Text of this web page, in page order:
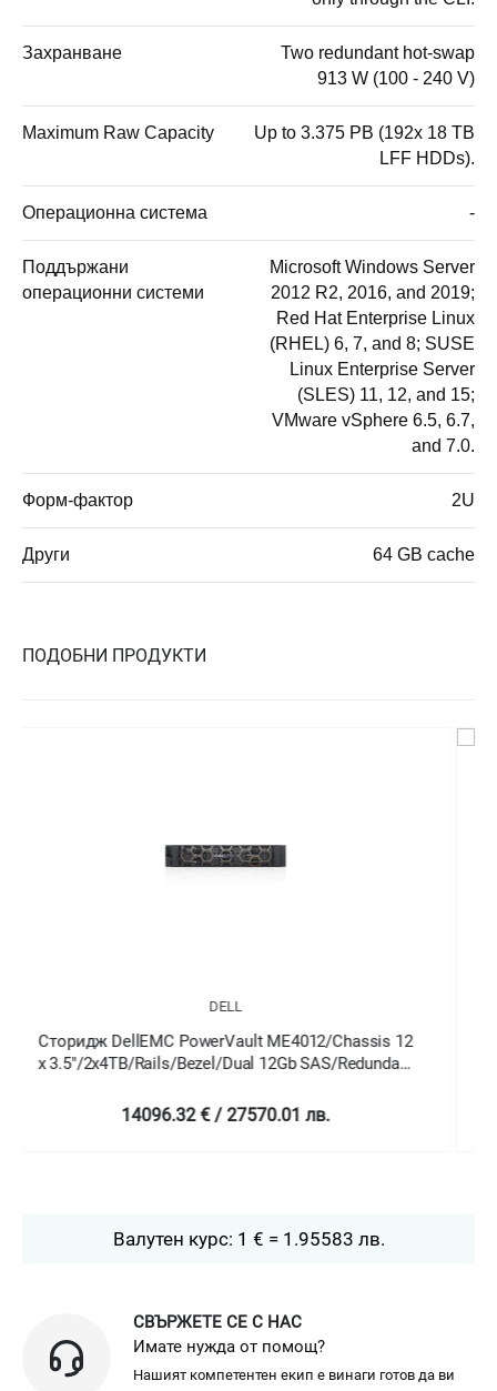
Захранване
Two redundant hot-swap
913 W (100 - 240 V)
Maximum Raw Capacity
Up to 3.375 PB (192x 18 TB
LFF HDDs).
Операционна система -
Поддържани
операционни системи
Microsoft Windows Server
2012 R2, 2016, and 2019;
Red Hat Enterprise Linux
(RHEL) 6, 7, and 8; SUSE
Linux Enterprise Server
(SLES) 11, 12, and 15;
VMware vSphere 6.5, 6.7,
and 7.0.
Форм-фактор 2U
Други 64 GB cache
ПОДОБНИ ПРОДУКТИ
DELL
Сторидж DellEMC PowerVault ME4024/Chassis 24
x 2.5" HotPlug/2x1.2TB/Rails/Bezel/Dual 12Gb
14391.69 € / 28147.7 лв.
Валутен курс: 1 € = 1.95583 лв.
СВЪРЖЕТЕ СЕ С НАС
Имате нужда от помощ?
Нашият компетентен екип е винаги готов да ви